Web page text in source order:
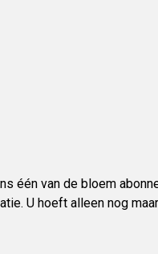
één van de bloem
U hoeft alleen nog